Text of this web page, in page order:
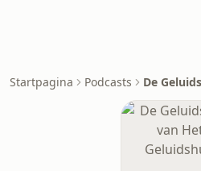
Startpagina Podcasts De